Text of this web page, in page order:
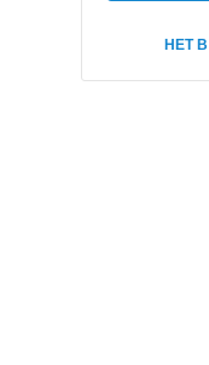
НЕТ